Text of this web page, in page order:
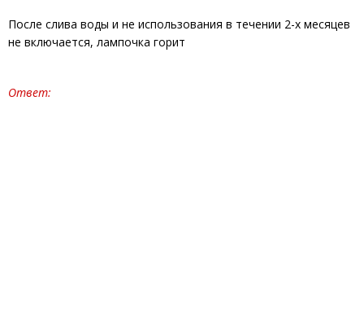
После слива воды и не использования в течении 2-х месяцев
не включается, лампочка горит
Ответ: